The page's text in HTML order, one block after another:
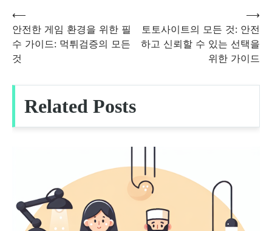
글
색
⟵
안전한 게임 환경을 위한 필
수 가이드: 먹튀검증의 모든
것
토토사이트의 모든 것: 안전
하고 신뢰할 수 있는 선택을
위한 가이드
⟶
Related Posts